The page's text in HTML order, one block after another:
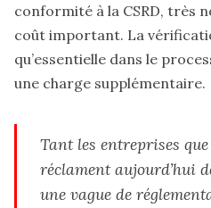
conformité à la CSRD, très
coût important. La
qu’essentielle dans le
une charge supplémentaire.
Tant les entreprises
réclament aujourd’hui
une vague de